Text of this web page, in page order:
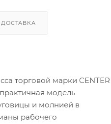
ДОСТАВКА
торговой марки CENTER
модель
и молнией в
рабочего